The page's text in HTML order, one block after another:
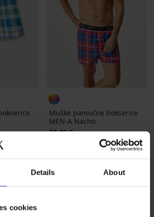
Details About
cookies
Muške pamučne bokserice
MEN-A Nacho
20,99 €